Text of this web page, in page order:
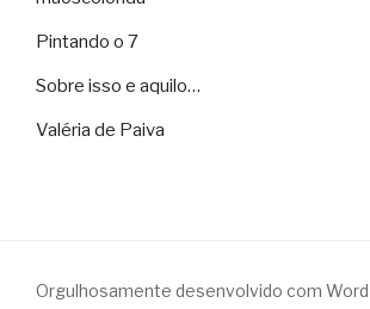
Pintando o 7
Sobre isso e aquilo…
Valéria de Paiva
Orgulhosamente desenvolvido com